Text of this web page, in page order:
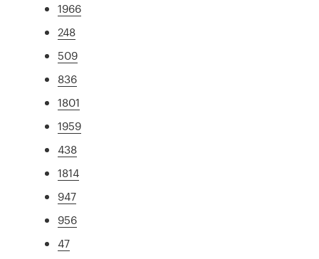
1966
248
509
836
1801
1959
438
1814
947
956
47